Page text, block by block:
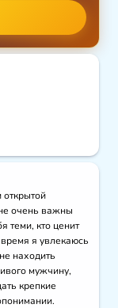
очень важны
теми, кто ценит
я увлекаюсь
находить
мужчину,
крепкие